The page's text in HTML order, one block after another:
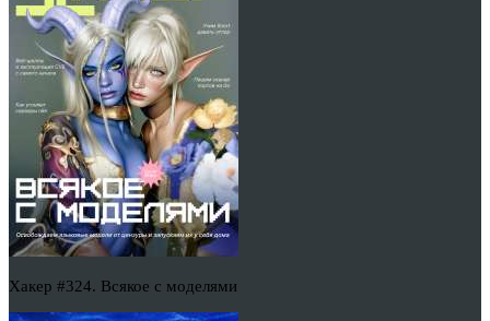
Хакер #324. Всякое с моделями